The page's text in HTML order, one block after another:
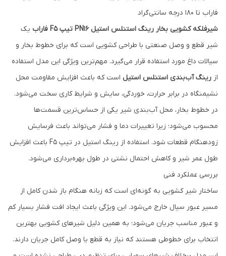
فاراب تا 180 درجه سانتی‌گراد
شیرفلکه کشویی بخار رینگ استنلس استیل PN16 تیپ F5 فاراب
یک
شیر قطع و وصل صنعتی با طراحی کشویی است که برای خطوط بخار و
سیالات داغ مورد استفاده قرار می‌گیرد. مهم‌ترین ویژگی این مدل استفاده
از رینگ آب‌بندی استنلس استیل است که باعث افزایش مقاومت محل
نشیمنگاه در برابر حرارت، خوردگی، سایش و شرایط کاری سخت می‌شود.
در خطوط بخار، محل آب‌بندی شیر یکی از حساس‌ترین قسمت‌ها
محسوب می‌شود؛ زیرا تغییرات دما و فشار می‌تواند باعث فرسایش
زودهنگام قطعات شود. استفاده از رینگ استیل در تیپ F5 باعث افزایش
طول عمر شیر و کاهش احتمال نشتی در طول بهره‌برداری می‌شود.
بررسی عملکرد فنی
ساختار شیر کشویی به گونه‌ای است که زبانه هنگام باز شدن کامل از
مسیر عبور سیال خارج می‌شود. این ویژگی باعث ایجاد افت فشار بسیار کم
و عبور مناسب جریان می‌شود؛ به همین دلیل شیرهای کشویی بهترین
انتخاب برای خطوطی هستند که نیاز به قطع یا وصل کامل جریان دارند.